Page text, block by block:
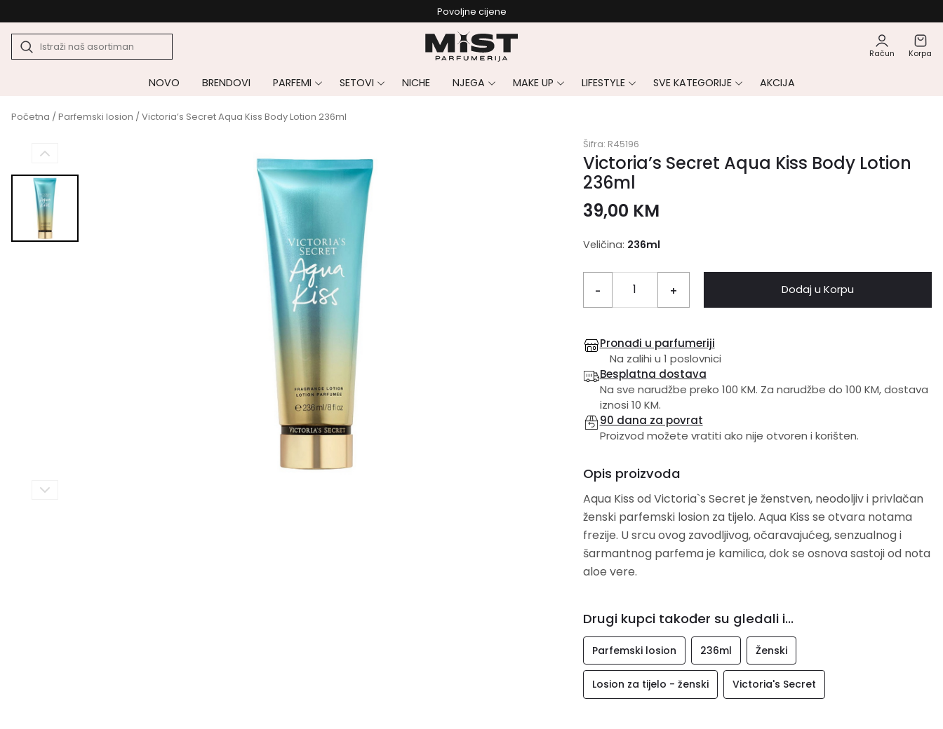
Povoljne cijene
Račun Korpa
NOVO BRENDOVI PARFEMI SETOVI NICHE NJEGA MAKE UP LIFESTYLE SVE KATEGORIJE AKCIJA
Početna /Parfemski losion / Victoria’s Secret Aqua Kiss Body Lotion 236ml
Šifra: R45196
Victoria’s Secret Aqua Kiss Body Lotion
236ml
39,00 KM
Veličina: 236ml
- + Dodaj u Korpu
Pronađi u parfumeriji
Na zalihi u 1 poslovnici
Besplatna dostava
Na sve narudžbe preko 100 KM. Za narudžbe do 100 KM, dostava
iznosi 10 KM.
90 dana za povrat
Proizvod možete vratiti ako nije otvoren i korišten.
Opis proizvoda
Aqua Kiss od Victoria`s Secret je ženstven, neodoljiv i privlačan
ženski parfemski losion za tijelo. Aqua Kiss se otvara notama
frezije. U srcu ovog zavodljivog, očaravajućeg, senzualnog i
šarmantnog parfema je kamilica, dok se osnova sastoji od nota
aloe vere.
Drugi kupci također su gledali i...
Parfemski losion 236ml Ženski
Losion za tijelo - ženski Victoria's Secret